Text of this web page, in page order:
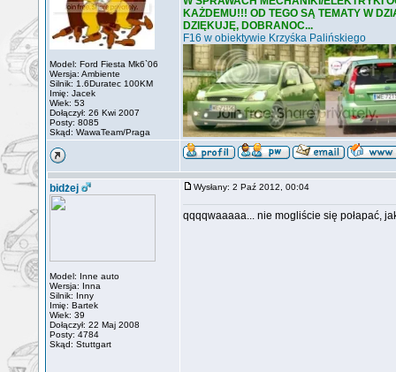
Model: Ford Fiesta Mk6`06
Wersja: Ambiente
Silnik: 1.6Duratec 100KM
Imię: Jacek
Wiek: 53
Dołączył: 26 Kwi 2007
Posty: 8085
Skąd: WawaTeam/Praga
KAŻDEMU!!! OD TEGO SĄ TEMATY W
DZIĘKUJĘ, DOBRANOC...
F16 w obiektywie Krzyśka Palińskiego
bidżej
Model: Inne auto
Wersja: Inna
Silnik: Inny
Imię: Bartek
Wiek: 39
Dołączył: 22 Maj 2008
Posty: 4784
Skąd: Stuttgart
Wysłany: 2 Paź 2012, 00:04
qqqqwaaaaa... nie mogliście się połapać,